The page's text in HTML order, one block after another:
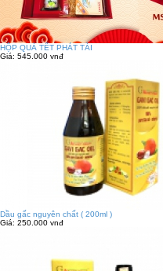
HỘP QUÀ TẾT PHÁT TÀI
Giá: 545.000 vnđ
Dầu gấc nguyên chất ( 200ml )
Giá: 250.000 vnđ